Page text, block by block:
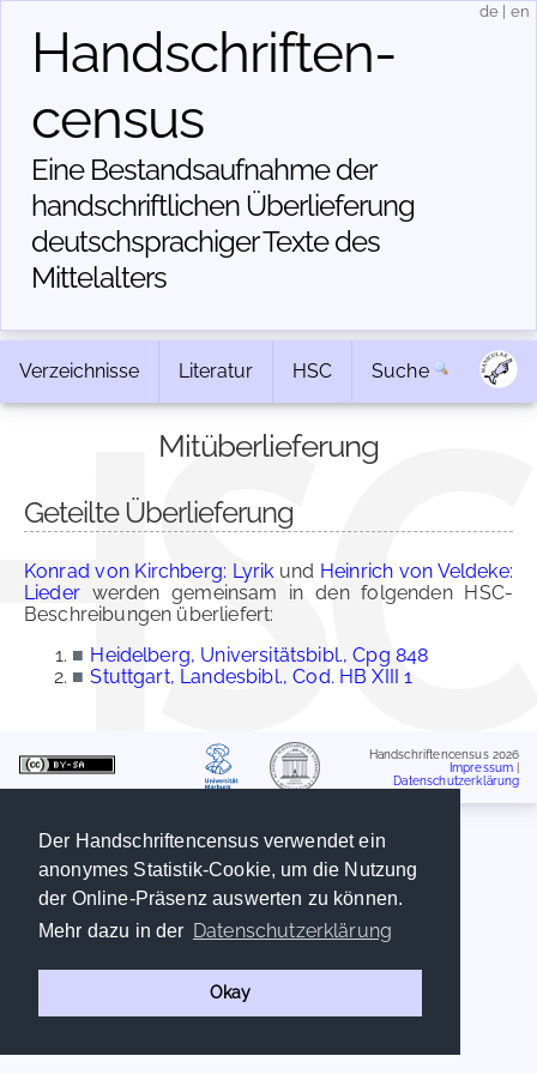
Der Handschriftencensus verwendet ein
anonymes Statistik-Cookie, um die Nutzung
der Online-Präsenz auswerten zu können.
Mehr dazu in der Datenschutzerklärung
Okay
Handschriften­
census
Eine Bestandsaufnahme der
handschriftlichen Über­lieferung
deutschsprachiger Texte des
Mittelalters
de en
Verzeichnisse Literatur HSC Suche
Mitüberlieferung
Geteilte Überlieferung
Konrad von Kirchberg: Lyrikund Heinrich von Veldeke:
Liederwerden gemeinsam in den folgenden HSC-
Beschreibungen überliefert:
■ Heidelberg, Universitätsbibl., Cpg 848
■ Stuttgart, Landesbibl., Cod. HB XIII 1
Handschriftencensus 2026
Impressum
Datenschutzerklärung